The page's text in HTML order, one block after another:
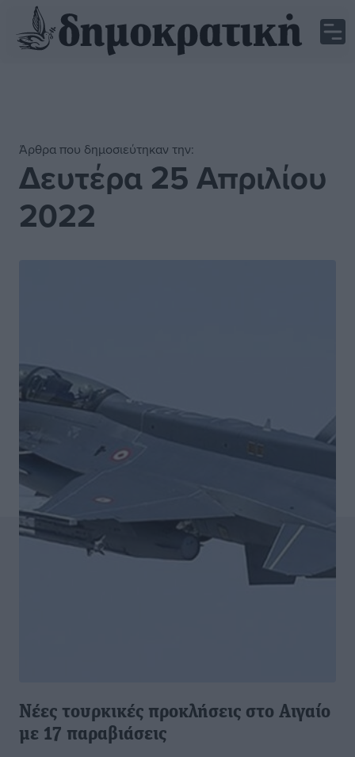
Άρθρα που δημοσιεύτηκαν την:
Δευτέρα 25 Απριλίου
2022
Νέες τουρκικές προκλήσεις στο Αιγαίο
με 17 παραβιάσεις